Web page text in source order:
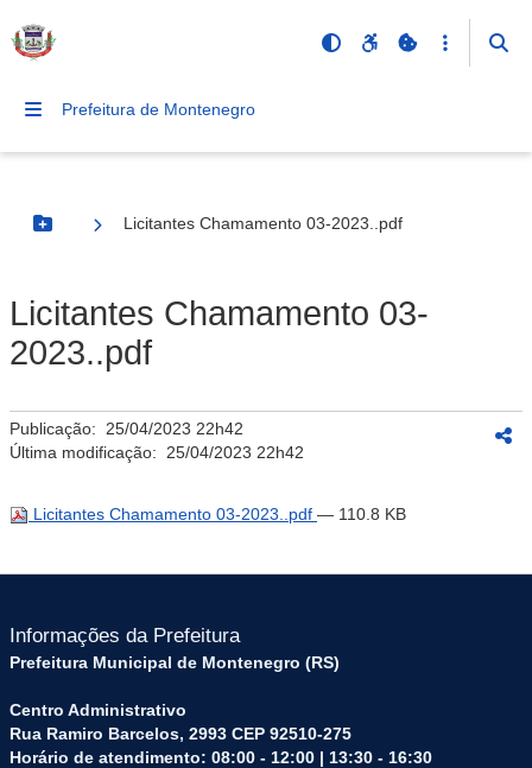
Prefeitura de Montenegro
Botão Menu
Licitantes Chamamento 03-2023..pdf
Licitantes Chamamento 03-
2023..pdf
Publicação: 25/04/2023 22h42
Última modificação: 25/04/2023 22h42
Licitantes Chamamento 03-2023..pdf — 110.8 KB
Informações da Prefeitura
Prefeitura Municipal de Montenegro (RS)
Centro Administrativo
Rua Ramiro Barcelos, 2993 CEP 92510-275
Horário de atendimento: 08:00 - 12:00 | 13:30 - 16:30